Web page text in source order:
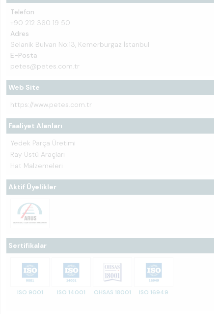
Telefon
+90 212 360 19 50
Adres
Selanik Bulvarı No:13, Kemerburgaz İstanbul
E-Posta
petes@petes.com.tr
Web Site
https://www.petes.com.tr
Faaliyet Alanları
Yedek Parça Üretimi
Ray Üstü Araçları
Hat Malzemeleri
Aktif Üyelikler
Sertifikalar
ISO 9001 ISO 14001 OHSAS 18001 ISO 16949